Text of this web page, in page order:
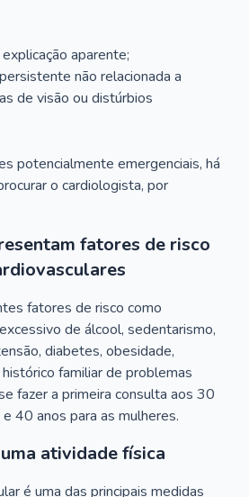
aparente;
não relacionada a
de visão ou distúrbios
potencialmente emergenciais, há
o cardiologista, por
fatores de risco
fatores de risco como
de álcool, sedentarismo,
diabetes, obesidade,
familiar de problemas
fazer a primeira consulta aos 30
40 anos para as mulheres.
atividade física
é uma das principais medidas